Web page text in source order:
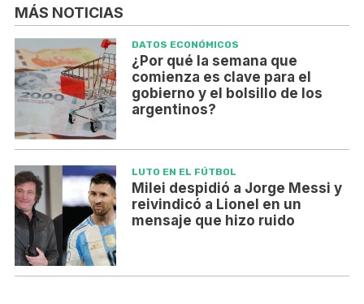
MÁS NOTICIAS
DATOS ECONÓMICOS
¿Por qué la semana que
comienza es clave para el
gobierno y el bolsillo de los
argentinos?
LUTO EN EL FÚTBOL
Milei despidió a Jorge Messi y
reivindicó a Lionel en un
mensaje que hizo ruido